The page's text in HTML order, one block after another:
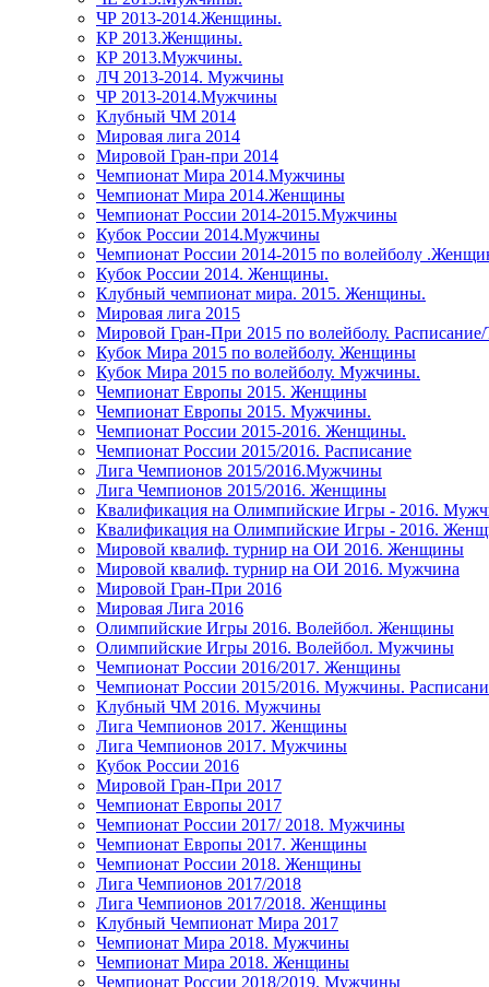
ЧР 2013-2014.Женщины.
КР 2013.Женщины.
КР 2013.Мужчины.
ЛЧ 2013-2014. Мужчины
ЧР 2013-2014.Мужчины
Клубный ЧМ 2014
Мировая лига 2014
Мировой Гран-при 2014
Чемпионат Мира 2014.Мужчины
Чемпионат Мира 2014.Женщины
Чемпионат России 2014-2015.Мужчины
Кубок России 2014.Мужчины
Чемпионат России 2014-2015 по волейболу
Кубок России 2014. Женщины.
Клубный чемпионат мира. 2015. Женщины.
Мировая лига 2015
Мировой Гран-При 2015 по волейболу.
Кубок Мира 2015 по волейболу. Женщины
Кубок Мира 2015 по волейболу. Мужчины.
Чемпионат Европы 2015. Женщины
Чемпионат Европы 2015. Мужчины.
Чемпионат России 2015-2016. Женщины.
Чемпионат России 2015/2016. Расписание
Лига Чемпионов 2015/2016.Мужчины
Лига Чемпионов 2015/2016. Женщины
Квалификация на Олимпийские Игры - 2016.
Квалификация на Олимпийские Игры - 2016.
Мировой квалиф. турнир на ОИ 2016. Женщины
Мировой квалиф. турнир на ОИ 2016. Мужчина
Мировой Гран-При 2016
Мировая Лига 2016
Олимпийские Игры 2016. Волейбол. Женщины
Олимпийские Игры 2016. Волейбол. Мужчины
Чемпионат России 2016/2017. Женщины
Чемпионат России 2015/2016. Мужчины.
Клубный ЧМ 2016. Мужчины
Лига Чемпионов 2017. Женщины
Лига Чемпионов 2017. Мужчины
Кубок России 2016
Мировой Гран-При 2017
Чемпионат Европы 2017
Чемпионат России 2017/ 2018. Мужчины
Чемпионат Европы 2017. Женщины
Чемпионат России 2018. Женщины
Лига Чемпионов 2017/2018
Лига Чемпионов 2017/2018. Женщины
Клубный Чемпионат Мира 2017
Чемпионат Мира 2018. Мужчины
Чемпионат Мира 2018. Женщины
Чемпионат России 2018/2019. Мужчины